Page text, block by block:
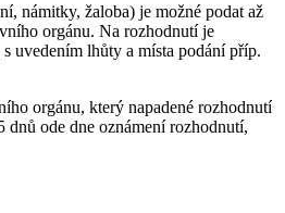
námitky, žaloba) je možné podat až
orgánu. Na rozhodnutí je
uvedením lhůty a místa podání příp.
orgánu, který napadené rozhodnutí
ode dne oznámení rozhodnutí,